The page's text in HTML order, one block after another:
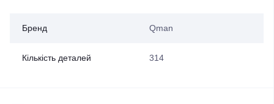
Бренд Qman
Кількість деталей 314